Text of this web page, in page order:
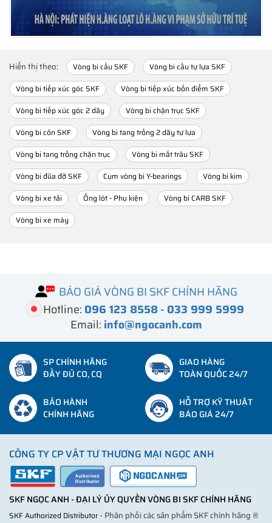
Hiển thị theo: Vòng bi cầu SKF
Vòng bi cầu tự lựa SKF
Vòng bi tiếp xúc góc SKF
Vòng bi tiếp xúc bốn điểm SKF
Vòng bi tiếp xúc góc 2 dãy
Vòng bi chặn trục SKF
Vòng bi côn SKF
Vòng bi tang trống 2 dãy tự lựa
Vòng bi tang trống chặn trục
Vòng bi mắt trâu SKF
Vòng bi đũa đỡ SKF
Cụm vòng bi Y-bearings
Vòng bi kim
Vòng bi xe tải
Ống lót - Phụ kiện
Vòng bi CARB SKF
Vòng bi xe máy
BÁO GIÁ VÒNG BI SKF CHÍNH HÃNG
Hotline: 096 123 8558- 033 999 5999
Email: info@ngocanh.com
SP CHÍNH HÃNG
ĐẦY ĐỦ CO, CQ
GIAO HÀNG
TOÀN QUỐC 24/7
BẢO HÀNH
CHÍNH HÃNG
HỖ TRỢ KỸ THUẬT
BÁO GIÁ 24/7
CÔNG TY CP VẬT TƯ THƯƠNG MẠI NGỌC ANH
SKF NGỌC ANH - ĐẠI LÝ ỦY QUYỀN VÒNG BI SKF CHÍNH HÃNG
SKF Authorized Distributor- Phân phối các sản phẩm SKF chính hãng ®